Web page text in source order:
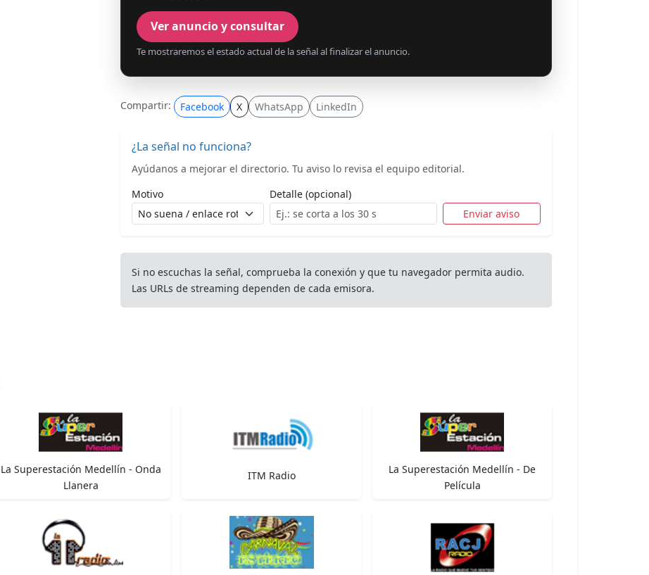
Ver anuncio y consultar
Te mostraremos el estado actual de la señal al finalizar el anuncio.
Compartir: Facebook X WhatsApp LinkedIn
¿La señal no funciona?
Ayúdanos a mejorar el directorio. Tu aviso lo revisa el equipo editorial.
Motivo
Detalle (opcional)
Enviar aviso
Si no escuchas la señal, comprueba la conexión y que tu navegador permita audio.
Las URLs de streaming dependen de cada emisora.
La Superestación Medellín - Onda
Llanera
ITM Radio
La Superestación Medellín - De
Película